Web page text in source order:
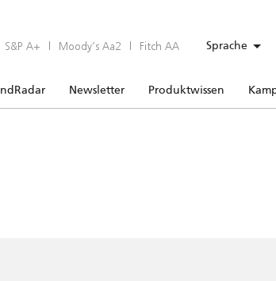
S&P A+ | Moody’s Aa2 | Fitch AA Sprache
Newsletter Produktwissen